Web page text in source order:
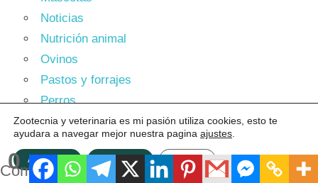
0
Compartidos
Noticias
Nutrición animal
Ovinos
Pastos y forrajes
Perros
Plagas y Enfermedades de los Pastos
Porcicultura
Producción sostenible
Zootecnia y veterinaria es mi pasión utiliza cookies, esto te
ayudara a navegar mejor nuestra pagina ajustes
ACEPTAR Rechazar Ajustes